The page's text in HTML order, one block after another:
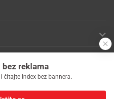
bez reklama
čitajte Index bez bannera.